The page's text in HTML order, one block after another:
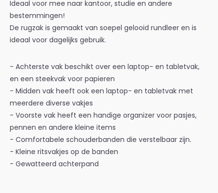
Ideaal voor mee naar kantoor, studie en andere
bestemmingen!
De rugzak is gemaakt van soepel gelooid rundleer en is
ideaal voor dagelijks gebruik.
- Achterste vak beschikt over een laptop- en tabletvak,
en een steekvak voor papieren
- Midden vak heeft ook een laptop- en tabletvak met
meerdere diverse vakjes
- Voorste vak heeft een handige organizer voor pasjes,
pennen en andere kleine items
- Comfortabele schouderbanden die verstelbaar zijn.
- Kleine ritsvakjes op de banden
- Gewatteerd achterpand